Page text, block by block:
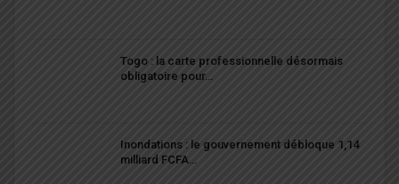
Togo : la carte professionnelle désormais
obligatoire pour…
Inondations : le gouvernement débloque 1,14
milliard FCFA…